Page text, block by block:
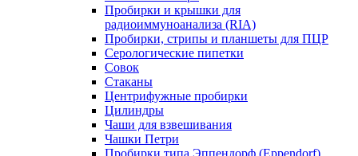
Пробирки и крышки для
радиоиммуноанализа (RIA)
Пробирки, стрипы и планшеты для ПЦР
Серологические пипетки
Совок
Стаканы
Центрифужные пробирки
Цилиндры
Чаши для взвешивания
Чашки Петри
Пробирки типа Эппендорф (Eppendorf)